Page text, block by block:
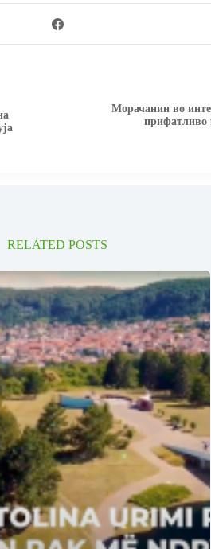
Морачанин во
прифатливо
RELATED POSTS